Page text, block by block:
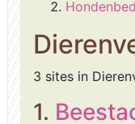
3 sites in
1.